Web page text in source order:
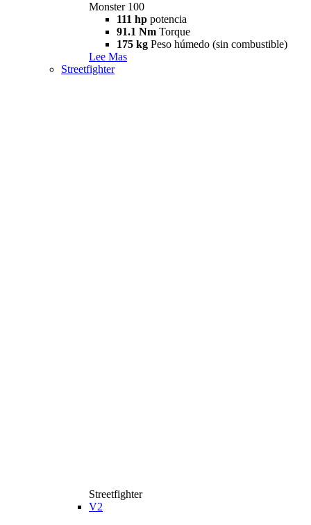
Monster 100
111 hp potencia
91.1 Nm Torque
175 kg Peso húmedo (sin combustible)
Lee Mas
Streetfighter
Streetfighter
V2